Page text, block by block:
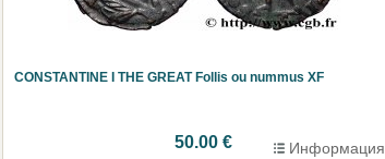
CONSTANTINE I THE GREAT Follis ou nummus XF
50.00 € Информация